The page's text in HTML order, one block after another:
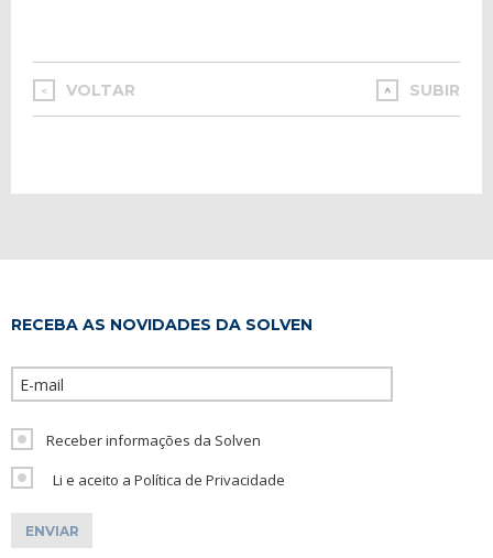
< VOLTAR SUBIR
RECEBA AS NOVIDADES DA SOLVEN
Receber informações da Solven
Li e aceito a Política de Privacidade